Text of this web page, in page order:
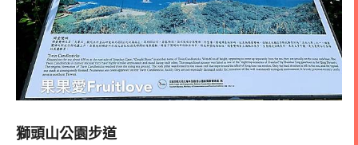
獅頭山公園步道